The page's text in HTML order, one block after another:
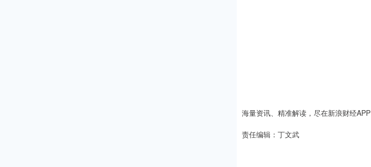
海量资讯、精准解读，尽在新浪财经APP
责任编辑：丁文武